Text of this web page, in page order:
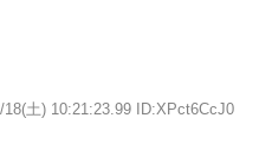
18(土) 10:21:23.99 ID:XPct6CcJ0